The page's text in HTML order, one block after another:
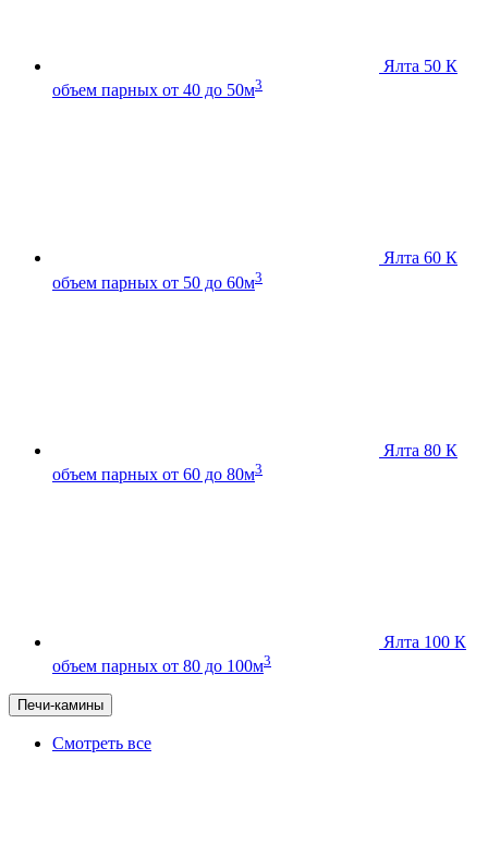
Ялта 50 К
объем парных от 40 до 50м3
Ялта 60 К
объем парных от 50 до 60м3
Ялта 80 К
объем парных от 60 до 80м3
Ялта 100 К
объем парных от 80 до 100м3
Печи-камины
Смотреть все